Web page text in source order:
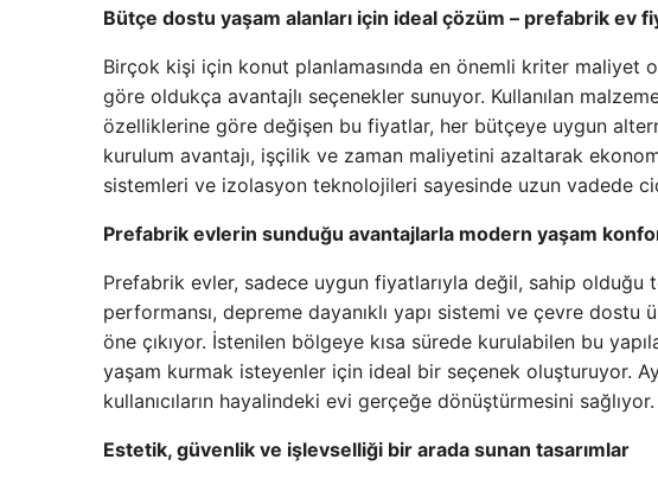
Bütçe dostu yaşam alanları için ideal çözüm – prefabrik ev
Birçok kişi için konut planlamasında en önemli kriter maliyet
göre oldukça avantajlı seçenekler sunuyor. Kullanılan
özelliklerine göre değişen bu fiyatlar, her bütçeye uygun
kurulum avantajı, işçilik ve zaman maliyetini azaltarak
sistemleri ve izolasyon teknolojileri sayesinde uzun vadede
Prefabrik evlerin sunduğu avantajlarla modern yaşam
Prefabrik evler, sadece uygun fiyatlarıyla değil, sahip olduğu
performansı, depreme dayanıklı yapı sistemi ve çevre
öne çıkıyor. İstenilen bölgeye kısa sürede kurulabilen bu
yaşam kurmak isteyenler için ideal bir seçenek oluşturuyor.
kullanıcıların hayalindeki evi gerçeğe dönüştürmesini sağlıyor.
Estetik, güvenlik ve işlevselliği bir arada sunan tasarımlar